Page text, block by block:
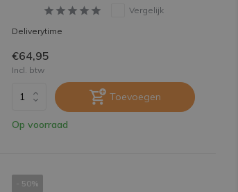
Vergelijk
Deliverytime
€64,95
Incl. btw
Toevoegen
Op voorraad
- 50%